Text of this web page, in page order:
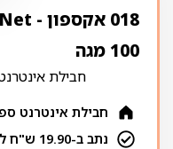
100 מגה
חבילת אינטרנט
חבילת אינטרנט ספק
נתב ב-19.90 ש"ח לחודש